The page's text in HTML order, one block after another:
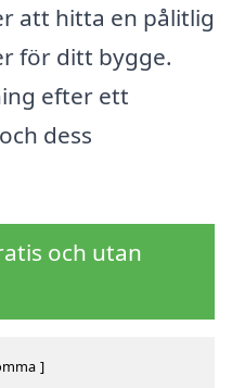
att hitta en pålitlig
för ditt bygge.
efter ett
dess
och utan